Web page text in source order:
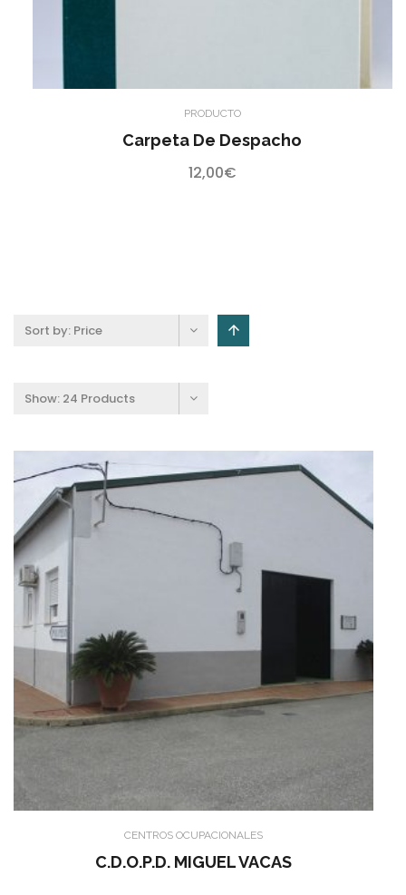
PRODUCTO
Carpeta De Despacho
12,00€
Sort by: Price
Show: 24 Products
CENTROS OCUPACIONALES
C.D.O.P.D. MIGUEL VACAS